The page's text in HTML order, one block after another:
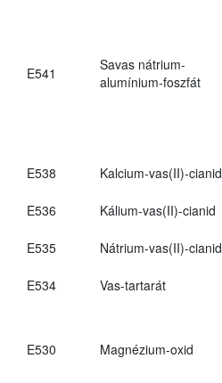
E541
Savas nátrium-
alumínium-foszfát
E538 Kalcium-vas(II)-cianid
E536
Kálium-vas(II)-cianid
E535
Nátrium-vas(II)-cianid
E534
Vas-tartarát
E530 Magnézium-oxid